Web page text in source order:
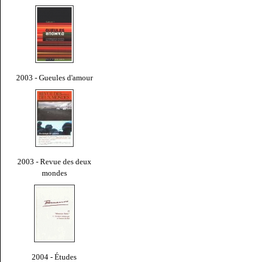
2003 - Gueules d'amour
2003 - Revue des deux
mondes
2004 - Études